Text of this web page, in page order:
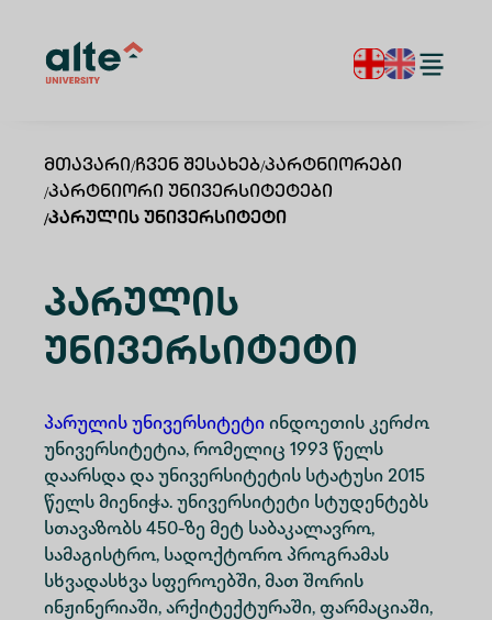
Მთავარი/Ჩვენ Შესახებ/Პარტნიორები
/Პარტნიორი Უნივერსიტეტები
/Პარულის Უნივერსიტეტი
Პარულის
Უნივერსიტეტი
პარულის უნივერსიტეტი ინდოეთის კერძო
უნივერსიტეტია, რომელიც 1993 წელს
დაარსდა და უნივერსიტეტის სტატუსი 2015
წელს მიენიჭა. უნივერსიტეტი სტუდენტებს
სთავაზობს 450-ზე მეტ საბაკალავრო,
სამაგისტრო, სადოქტორო პროგრამას
სხვადასხვა სფეროებში, მათ შორის
ინჟინერიაში, არქიტექტურაში, ფარმაციაში,